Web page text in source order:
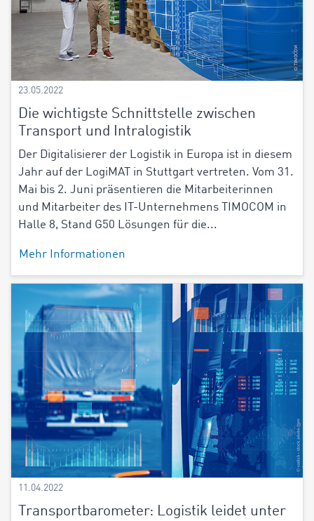
23.05.2022
Die wichtigste Schnittstelle zwischen
Transport und Intralogistik
Der Digitalisierer der Logistik in Europa ist in diesem
Jahr auf der LogiMAT in Stuttgart vertreten. Vom 31.
Mai bis 2. Juni präsentieren die Mitarbeiterinnen
und Mitarbeiter des IT-Unternehmens TIMOCOM in
Halle 8, Stand G50 Lösungen für die...
Mehr Informationen
11.04.2022
Transportbarometer: Logistik leidet unter